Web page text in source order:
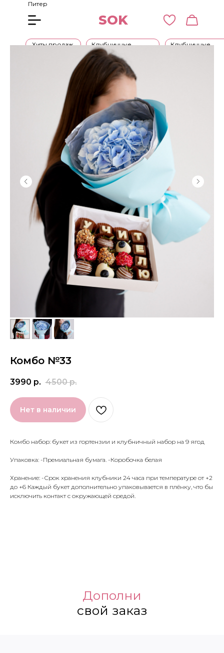
Питер
SOK
Клубничные
Клубничные
букеты
Хиты продаж
Комбо №33
3990 р. 4500 р.
Нет в наличии
Комбо набор: букет из гортензии и клубничный набор на 9 ягод
Упаковка: -Премиальная бумага. -Коробочка белая
Хранение: -Срок хранения клубники 24 часа при температуре от +2
до +6 Каждый букет дополнительно упаковывается в плёнку, что бы
исключить контакт с окружающей средой.
Дополни
свой заказ